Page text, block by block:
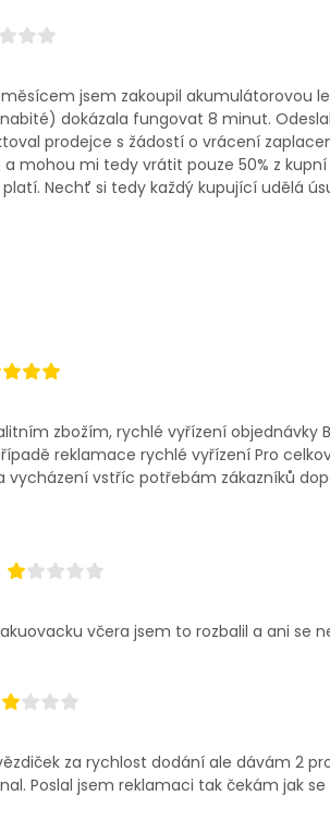
jsem zakoupil akumulátorovou
dokázala fungovat 8 minut.
prodejce s žádostí o vrácení
a mohou mi tedy vrátit pouze 50% z kupní
platí. Nechť si tedy každý kupující udělá
zbožím, rychlé vyřízení objednávky
reklamace rychlé vyřízení Pro
vycházení vstříc potřebám zákazníků
včera jsem to rozbalil a ani se
za rychlost dodání ale dávám 2
Poslal jsem reklamaci tak čekám jak